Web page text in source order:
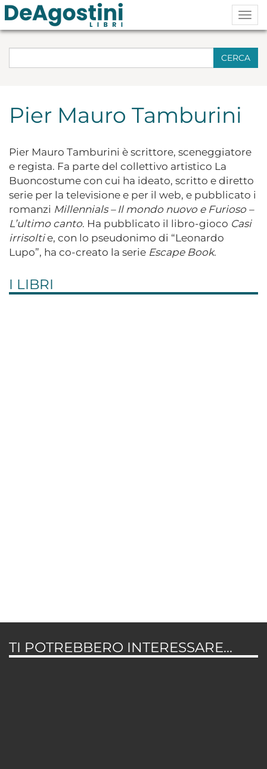
CERCA
Pier Mauro Tamburini
Pier Mauro Tamburini è scrittore, sceneggiatore
e regista. Fa parte del collettivo artistico La
Buoncostume con cui ha ideato, scritto e diretto
serie per la televisione e per il web, e pubblicato i
romanzi Millennials – Il mondo nuovo e Furioso –
L’ultimo canto. Ha pubblicato il libro-gioco Casi
irrisoltie, con lo pseudonimo di “Leonardo
Lupo”, ha co-creato la serie Escape Book.
I LIBRI
TI POTREBBERO INTERESSARE...